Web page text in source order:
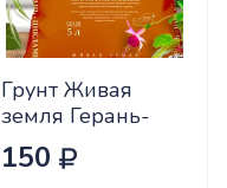
Грунт Живая
земля Герань-
цикламен-
хлорофитум 5л
150